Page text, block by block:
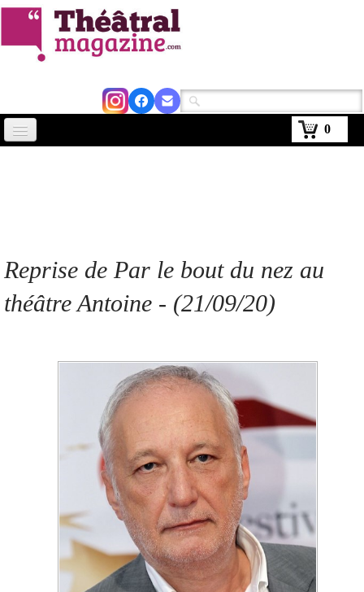
0
Agenda
Reprise de Par le bout du nez au
théâtre Antoine - (21/09/20)